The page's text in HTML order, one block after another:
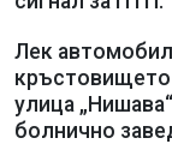
Лек
кръстовището
улица
болнично